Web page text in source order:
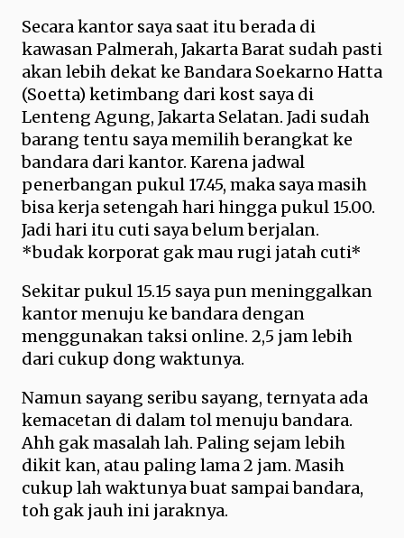
Secara kantor saya saat itu berada di
kawasan Palmerah, Jakarta Barat sudah pasti
akan lebih dekat ke Bandara Soekarno Hatta
(Soetta) ketimbang dari kost saya di
Lenteng Agung, Jakarta Selatan. Jadi sudah
barang tentu saya memilih berangkat ke
bandara dari kantor. Karena jadwal
penerbangan pukul 17.45, maka saya masih
bisa kerja setengah hari hingga pukul 15.00.
Jadi hari itu cuti saya belum berjalan.
*budak korporat gak mau rugi jatah cuti*
Sekitar pukul 15.15 saya pun meninggalkan
kantor menuju ke bandara dengan
menggunakan taksi online. 2,5 jam lebih
dari cukup dong waktunya.
Namun sayang seribu sayang, ternyata ada
kemacetan di dalam tol menuju bandara.
Ahh gak masalah lah. Paling sejam lebih
dikit kan, atau paling lama 2 jam. Masih
cukup lah waktunya buat sampai bandara,
toh gak jauh ini jaraknya.